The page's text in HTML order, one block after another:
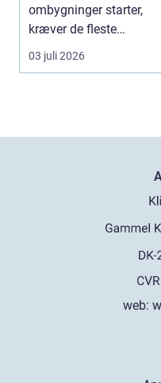
ombygninger starter,
kræver de fleste
bygninger en grundig
indvendig ne...
03 juli 2026
web: